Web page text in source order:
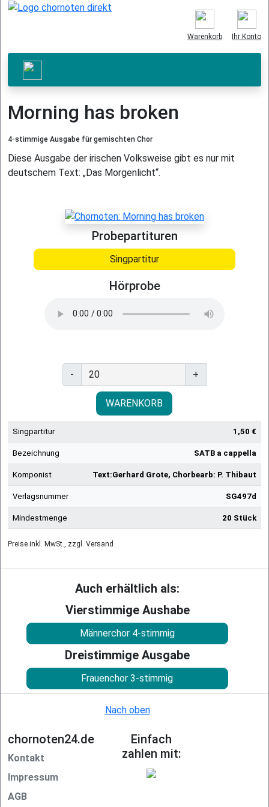
Ihr Konto
Warenkorb
Morning has broken
4-stimmige Ausgabe für gemischten Chor
Diese Ausgabe der irischen Volksweise gibt es nur mit
deutschem Text: „Das Morgenlicht“.
Probepartituren
Singpartitur
Hörprobe
- +
WARENKORB
Singpartitur 1,50 €
Bezeichnung SATB a cappella
Komponist Text:Gerhard Grote, Chorbearb: P. Thibaut
Verlagsnummer SG497d
Mindestmenge 20 Stück
Preise inkl. MwSt., zzgl. Versand
Auch erhältlich als:
Vierstimmige Aushabe
Männerchor 4-stimmig
Dreistimmige Ausgabe
Frauenchor 3-stimmig
Nach oben
chornoten24.de
Kontakt
Impressum
AGB
Einfach
zahlen mit: